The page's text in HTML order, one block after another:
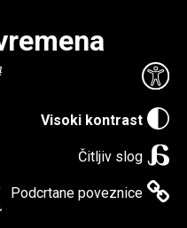
Visoki kontrast
Čitljiv slog
Podcrtane poveznice
knjiga.